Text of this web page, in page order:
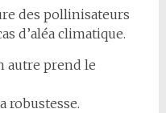
des pollinisateurs
d’aléa climatique.
autre prend le
robustesse.